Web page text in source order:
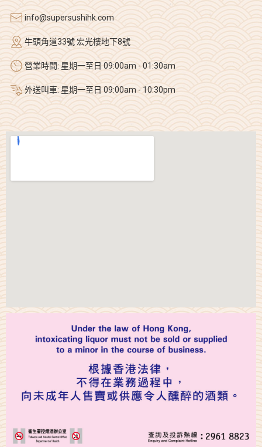
info@supersushihk.com
牛頭角道33號 宏光樓地下8號
營業時間: 星期一至日 09:00am - 01:30am
外送叫車: 星期一至日 09:00am - 10:30pm